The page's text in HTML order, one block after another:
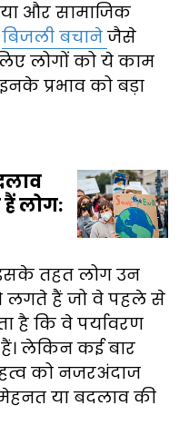
और सामाजिक
बिजली बचाने जैसे
लोगों को ये काम
प्रभाव को बड़ा
लोग:
इसके तहत लोग उन
लगते हैं जो वे पहले से
है कि वे पर्यावरण
लेकिन कई बार
को नजरअंदाज
या बदलाव की